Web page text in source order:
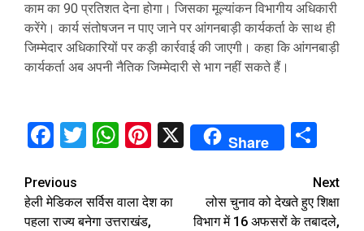
काम का 90 प्रतिशत देना होगा। जिसका मूल्यांकन विभागीय अधिकारी
करेंगे। कार्य संतोषजन न पाए जाने पर आंगनबाड़ी कार्यकर्ता के साथ ही
जिम्मेदार अधिकारियों पर कड़ी कार्रवाई की जाएगी। कहा कि आंगनबाड़ी
कार्यकर्ता अब अपनी नैतिक जिम्मेदारी से भाग नहीं सकते हैं।
Facebook
Twitter
WhatsApp
Pinterest
X Share
Continue
Reading
Previous
हेली मेडिकल सर्विस वाला देश का
पहला राज्य बनेगा उत्तराखंड,
Next
लोस चुनाव को देखते हुए शिक्षा
विभाग में 16 अफसरों के तबादले,